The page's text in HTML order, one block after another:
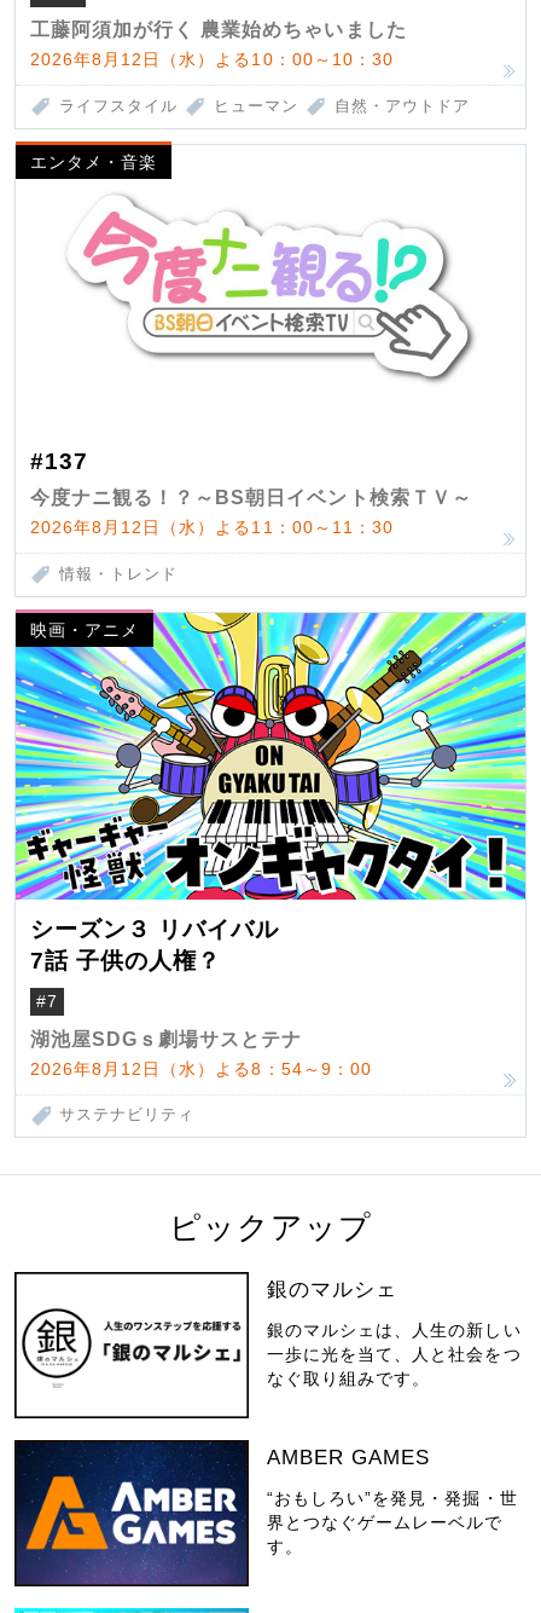
工藤阿須加が行く 農業始めちゃいました
2026年8月12日（水）よる10：00～10：30
ライフスタイル ヒューマン 自然・アウトドア
エンタメ・音楽
#137
今度ナニ観る！？～BS朝日イベント検索ＴＶ～
2026年8月12日（水）よる11：00～11：30
情報・トレンド
映画・アニメ
シーズン３ リバイバル
7話 子供の人権？
#7
湖池屋SDGｓ劇場サスとテナ
2026年8月12日（水）よる8：54～9：00
サステナビリティ
ピックアップ
銀のマルシェ
銀のマルシェは、人生の新しい
一歩に光を当て、人と社会をつ
なぐ取り組みです。
AMBER GAMES
“おもしろい”を発見・発掘・世
界とつなぐゲームレーベルで
す。